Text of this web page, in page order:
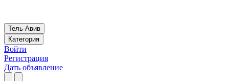
Тель-Авив
Категория
Войти
Регистрация
Дать объявление